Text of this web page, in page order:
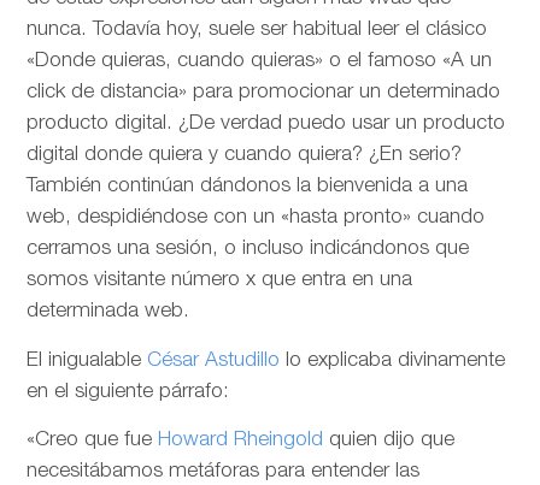
nunca. Todavía hoy, suele ser habitual leer el clásico
«Donde quieras, cuando quieras» o el famoso «A un
click de distancia» para promocionar un determinado
producto digital. ¿De verdad puedo usar un producto
digital donde quiera y cuando quiera? ¿En serio?
También continúan dándonos la bienvenida a una
web, despidiéndose con un «hasta pronto» cuando
cerramos una sesión, o incluso indicándonos que
somos visitante número x que entra en una
determinada web.
El inigualable César Astudillo lo explicaba divinamente
en el siguiente párrafo:
«Creo que fue Howard Rheingold quien dijo que
necesitábamos metáforas para entender las